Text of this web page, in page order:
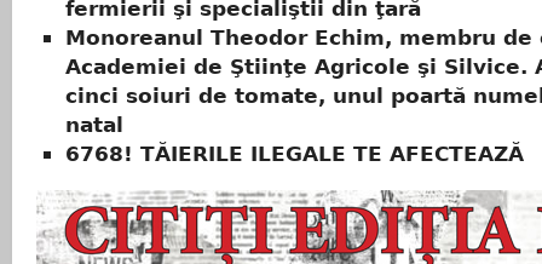
fermierii şi specialiştii din ţară
Monoreanul Theodor Echim, membru de
Academiei de Ştiinţe Agricole şi Silvice.
cinci soiuri de tomate, unul poartă
natal
6768! TĂIERILE ILEGALE TE AFECTEAZĂ